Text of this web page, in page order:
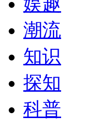
潮流
知识
探知
科普